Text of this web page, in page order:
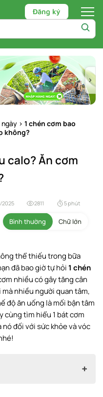
Đăng ký
ngày > 1 chén cơm bao
không?
calo? Ăn cơm
2025 2811 5 phút
Bình thường Chữ lớn
thể thiếu trong bữa
đã bao giờ tự hỏi1 chén
nhiều có gây tăng cân
nhiều người quan tâm,
độ ăn uống là mối bận tâm
cùng tìm hiểu 1 bát cơm
đối với sức khỏe và vóc